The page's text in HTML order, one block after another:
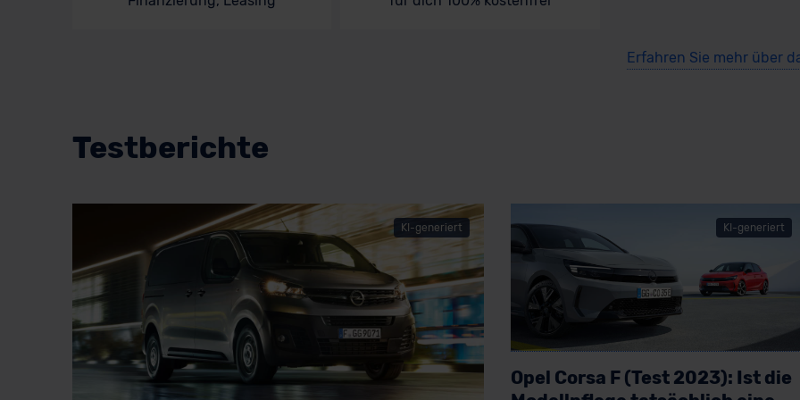
Erfahren Sie mehr über
Testberichte
KI-generiert KI-generiert
Opel Corsa F (Test 2023): Ist die